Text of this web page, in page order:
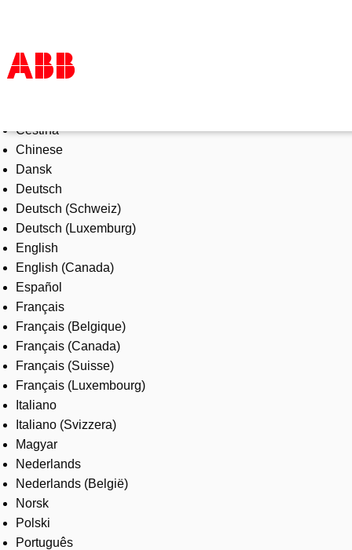
Products & Solutions
Industries
Services
About us
Where to buy
Contact us
Careers
Čeština
Chinese
Dansk
Deutsch
Deutsch (Schweiz)
Deutsch (Luxemburg)
English
English (Canada)
Español
Français
Français (Belgique)
Français (Canada)
Français (Suisse)
Français (Luxembourg)
Italiano
Italiano (Svizzera)
Magyar
Nederlands
Nederlands (België)
Norsk
Polski
Português